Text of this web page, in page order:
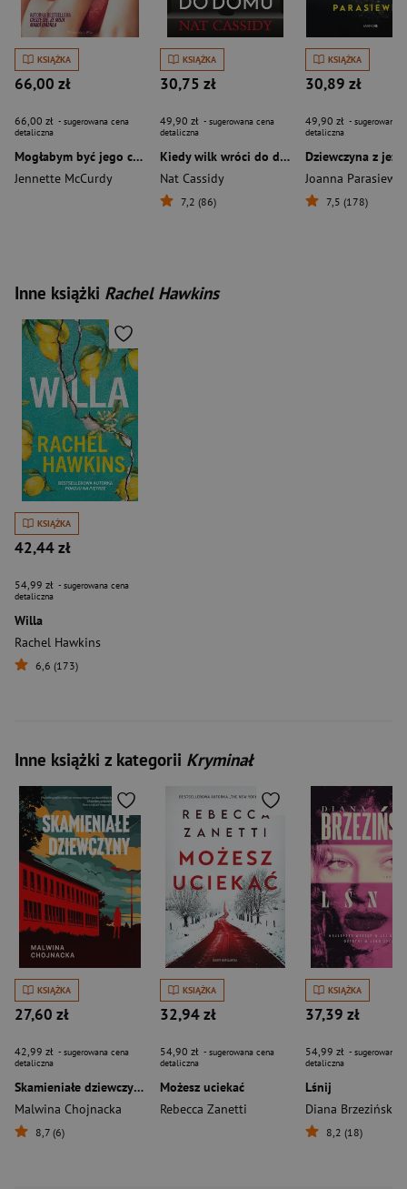
KSIĄŻKA
66,00 zł
66,00 zł - sugerowana cena
detaliczna
Mogłabym być jego córką
Jennette McCurdy
KSIĄŻKA
30,75 zł
49,90 zł - sugerowana cena
detaliczna
Kiedy wilk wróci do domu
Nat Cassidy
7,2 (86)
KSIĄŻKA
30,89 zł
49,90 zł - sugerowana
detaliczna
Dziewczyna z
Joanna
7,5 (178)
Inne książki Rachel Hawkins
KSIĄŻKA
42,44 zł
54,99 zł - sugerowana cena
detaliczna
Willa
Rachel Hawkins
6,6 (173)
Inne książki z kategorii Kryminał
KSIĄŻKA
27,60 zł
42,99 zł - sugerowana cena
detaliczna
Skamieniałe dziewczyny
Malwina Chojnacka
8,7 (6)
KSIĄŻKA
32,94 zł
54,90 zł - sugerowana cena
detaliczna
Możesz uciekać
Rebecca Zanetti
KSIĄŻKA
37,39 zł
54,99 zł - sugerowana
detaliczna
Lśnij
Diana Brzezińska
8,2 (18)